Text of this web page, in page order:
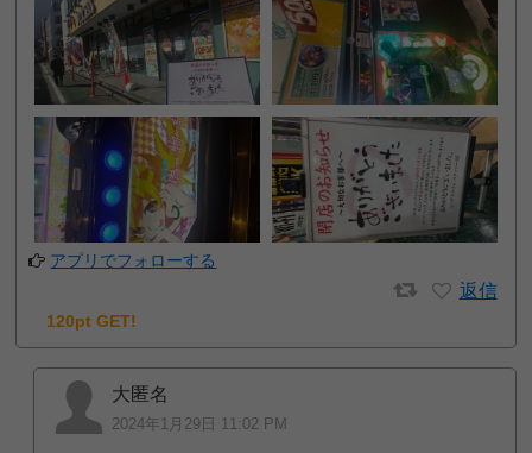
アプリでフォローする
返信
120pt GET!
大匿名
2024年1月29日 11:02 PM